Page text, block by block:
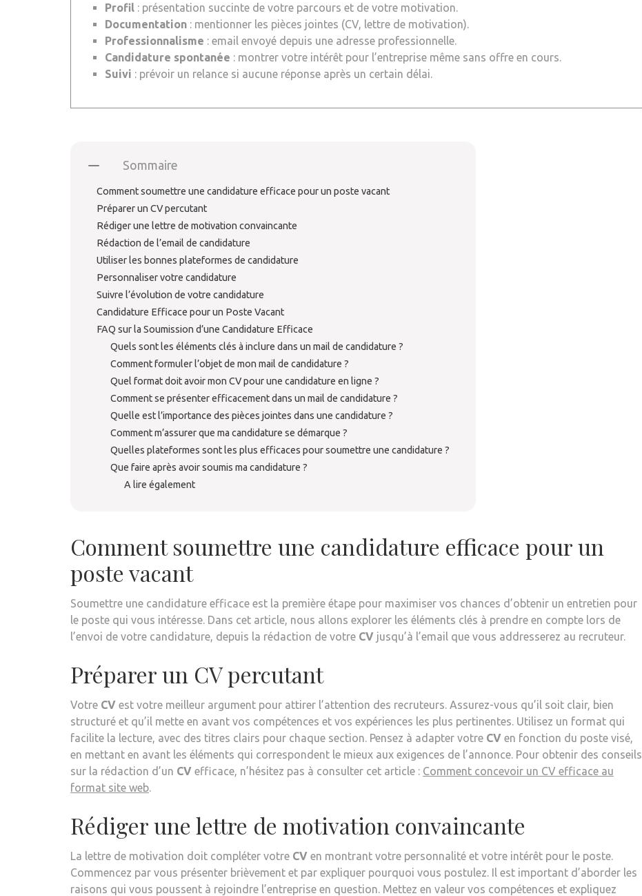
Profil: présentation succinte de votre parcours et de votre motivation.
Documentation: mentionner les pièces jointes (CV, lettre de motivation).
Professionnalisme : email envoyé depuis une adresse professionnelle.
Candidature spontanée : montrer votre intérêt pour l’entreprise même sans offre en cours.
Suivi : prévoir un relance si aucune réponse après un certain délai.
Sommaire
Comment soumettre une candidature efficace pour un poste vacant
Préparer un CV percutant
Rédiger une lettre de motivation convaincante
Rédaction de l’email de candidature
Utiliser les bonnes plateformes de candidature
Personnaliser votre candidature
Suivre l’évolution de votre candidature
Candidature Efficace pour un Poste Vacant
FAQ sur la Soumission d’une Candidature Efficace
Quels sont les éléments clés à inclure dans un mail de candidature ?
Comment formuler l’objet de mon mail de candidature ?
Quel format doit avoir mon CV pour une candidature en ligne ?
Comment se présenter efficacement dans un mail de candidature ?
Quelle est l’importance des pièces jointes dans une candidature ?
Comment m’assurer que ma candidature se démarque ?
Quelles plateformes sont les plus efficaces pour soumettre une candidature ?
Que faire après avoir soumis ma candidature ?
A lire également
Comment soumettre une candidature efficace pour un
poste vacant
Soumettre une candidature efficace est la première étape pour maximiser vos chances d’obtenir un entretien pour
le poste qui vous intéresse. Dans cet article, nous allons explorer les éléments clés à prendre en compte lors de
l’envoi de votre candidature, depuis la rédaction de votre CV jusqu’à l’email que vous addresserez au recruteur.
Préparer un CV percutant
Votre CV est votre meilleur argument pour attirer l’attention des recruteurs. Assurez-vous qu’il soit clair, bien
structuré et qu’il mette en avant vos compétences et vos expériences les plus pertinentes. Utilisez un format qui
facilite la lecture, avec des titres clairs pour chaque section. Pensez à adapter votre CV en fonction du poste visé,
en mettant en avant les éléments qui correspondent le mieux aux exigences de l’annonce. Pour obtenir des conseils
sur la rédaction d’un CV efficace, n’hésitez pas à consulter cet article : Comment concevoir un CV efficace au
format site web.
Rédiger une lettre de motivation convaincante
La lettre de motivation doit compléter votre CV en montrant votre personnalité et votre intérêt pour le poste.
Commencez par vous présenter brièvement et par expliquer pourquoi vous postulez. Il est important d’aborder les
raisons qui vous poussent à rejoindre l’entreprise en question. Mettez en valeur vos compétences et expliquez